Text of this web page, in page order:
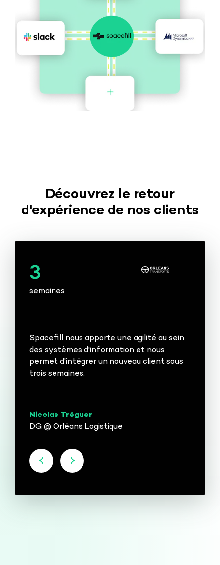
Découvrez le retour
d'expérience de nos clients
3
semaines
Spacefill nous apporte une agilité au sein
des systèmes d'information et nous
permet d'intégrer un nouveau client sous
trois semaines.
Nicolas Tréguer
DG @ Orléans Logistique